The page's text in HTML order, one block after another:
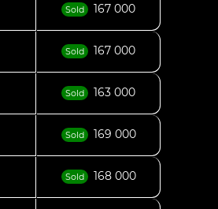
Sold 167 000
Sold 167 000
Sold 163 000
Sold 169 000
Sold 168 000